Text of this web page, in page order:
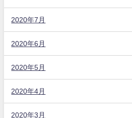
2020年7月
2020年6月
2020年5月
2020年4月
2020年3月